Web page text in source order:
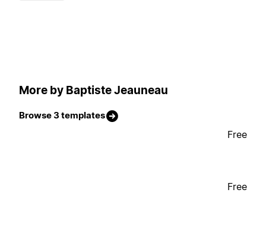
More by Baptiste Jeauneau
Browse 3 templates
Free
Free